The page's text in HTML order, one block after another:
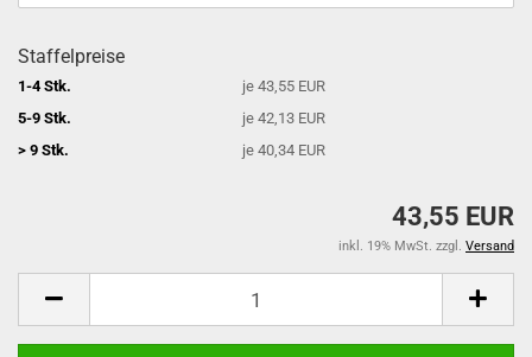
Staffelpreise
1-4 Stk.
je 43,55 EUR
5-9 Stk.
je 42,13 EUR
> 9 Stk.
je 40,34 EUR
43,55 EUR
inkl. 19% MwSt. zzgl. Versand